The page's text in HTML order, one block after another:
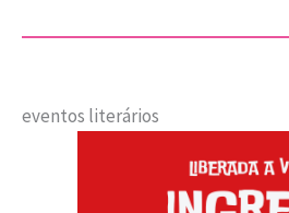
eventos literários